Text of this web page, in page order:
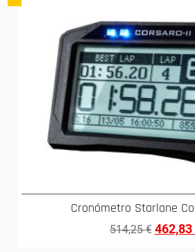
Cronómetro Starlane
514,25€ 462,83